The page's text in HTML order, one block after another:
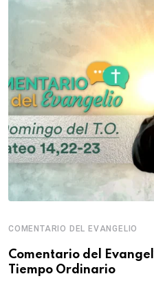
COMENTARIO DEL EVANGELIO
Comentario del
Tiempo Ordinario